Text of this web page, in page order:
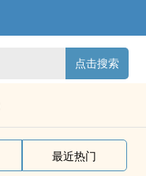
点击搜索
最近热门